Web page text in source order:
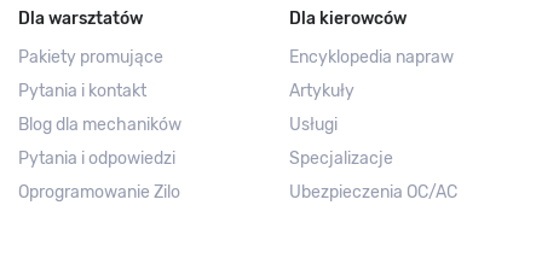
Dla warsztatów
Pakiety promujące
Pytania i kontakt
Blog dla mechaników
Pytania i odpowiedzi
Oprogramowanie Zilo
Dla kierowców
Encyklopedia napraw
Artykuły
Usługi
Specjalizacje
Ubezpieczenia OC/AC